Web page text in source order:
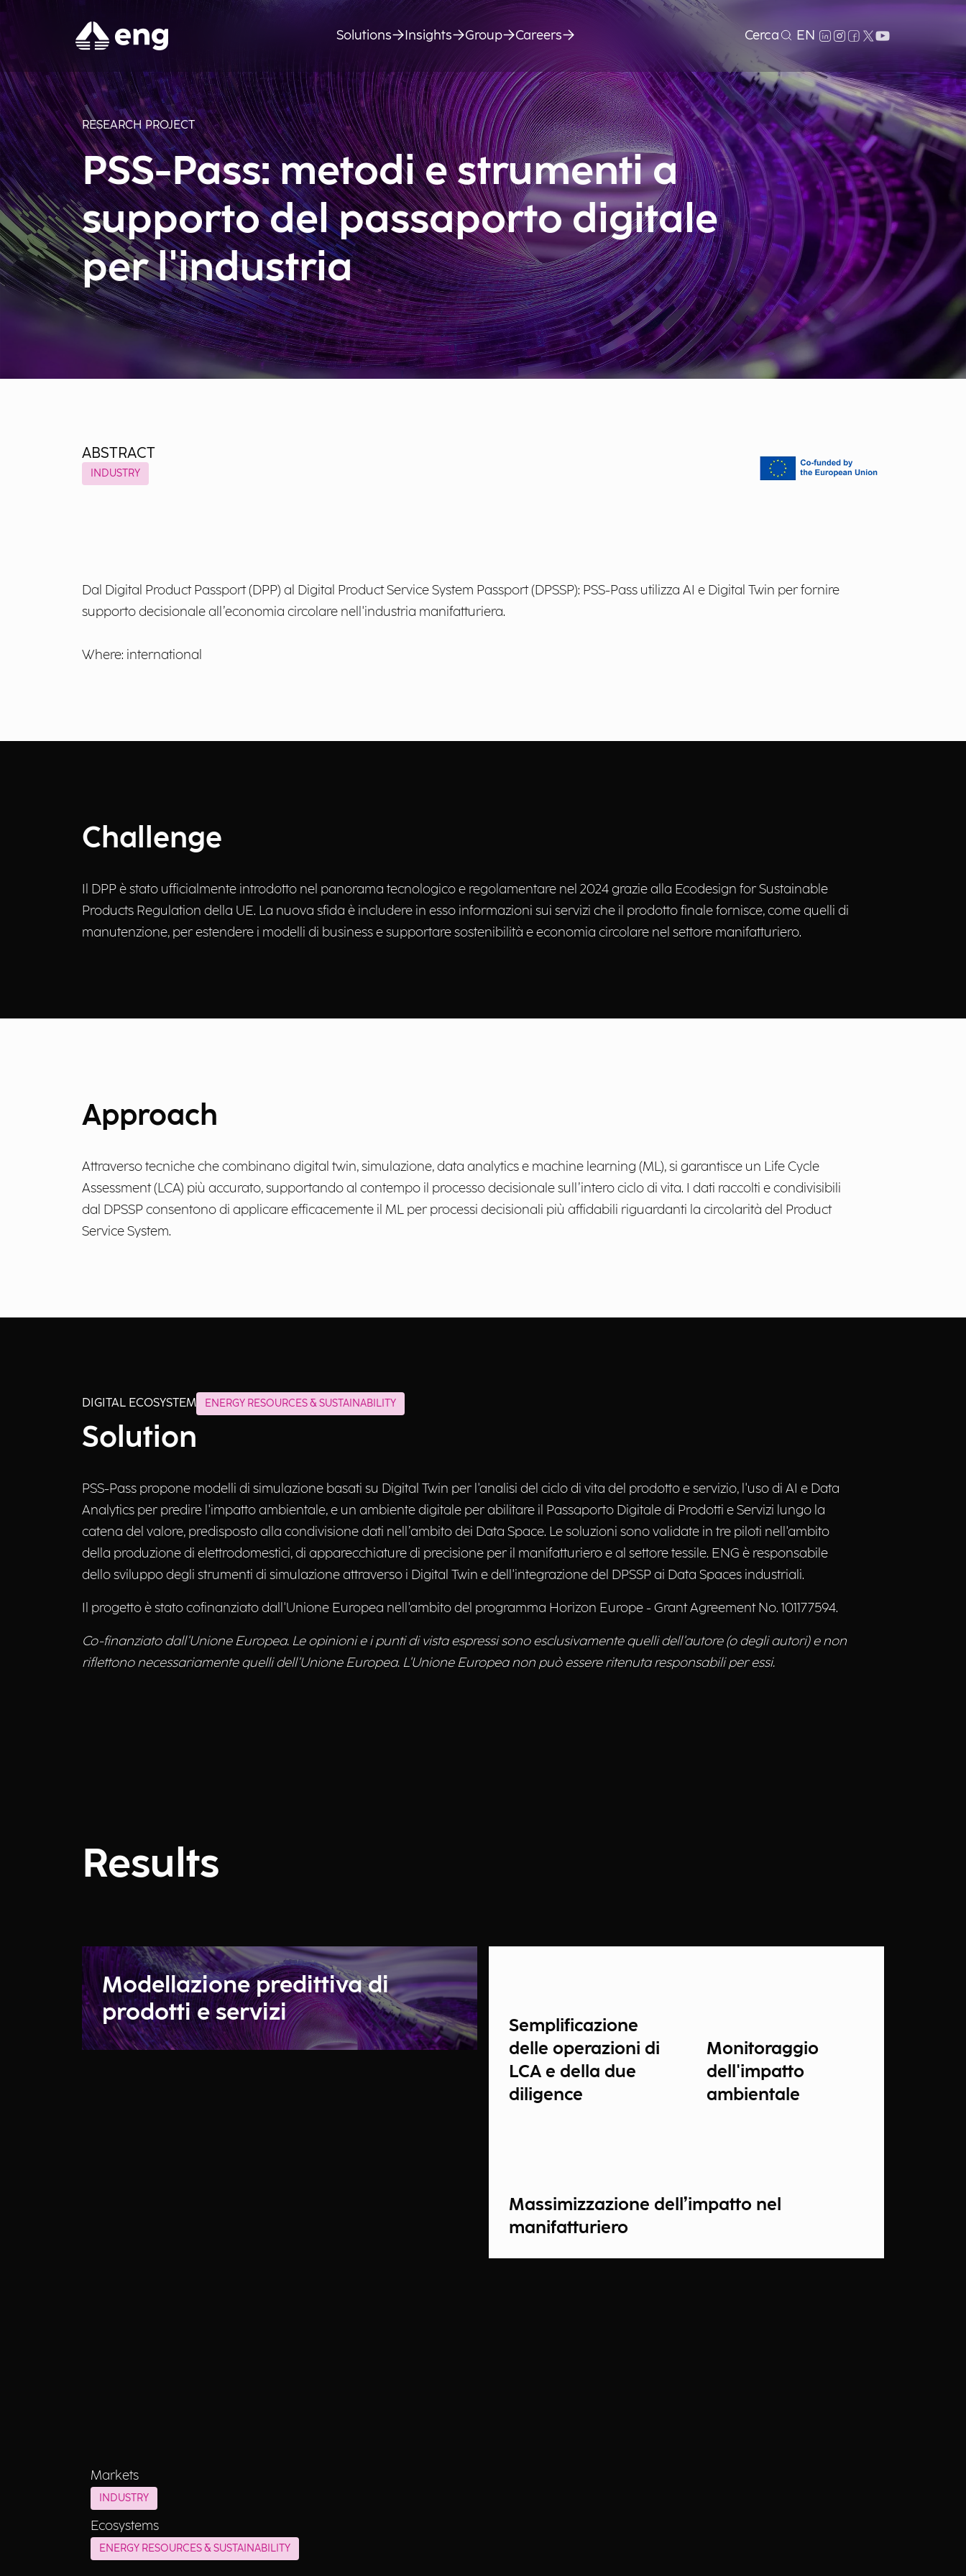
Solutions Insights Group Careers Cerca EN
RESEARCH PROJECT
PSS-Pass: metodi e strumenti a
supporto del passaporto digitale
per l'industria
ABSTRACT
INDUSTRY
Dal Digital Product Passport (DPP) al Digital Product Service System Passport (DPSSP): PSS-Pass utilizza AI e Digital Twin per fornire
supporto decisionale all’economia circolare nell'industria manifatturiera.
Where: international
Challenge
Il DPP è stato ufficialmente introdotto nel panorama tecnologico e regolamentare nel 2024 grazie alla Ecodesign for Sustainable
Products Regulation della UE. La nuova sfida è includere in esso informazioni sui servizi che il prodotto finale fornisce, come quelli di
manutenzione, per estendere i modelli di business e supportare sostenibilità e economia circolare nel settore manifatturiero.
Approach
Attraverso tecniche che combinano digital twin, simulazione, data analytics e machine learning (ML), si garantisce un Life Cycle
Assessment (LCA) più accurato, supportando al contempo il processo decisionale sull’intero ciclo di vita. I dati raccolti e condivisibili
dal DPSSP consentono di applicare efficacemente il ML per processi decisionali più affidabili riguardanti la circolarità del Product
Service System.
DIGITAL ECOSYSTEM ENERGY RESOURCES & SUSTAINABILITY
Solution
PSS-Pass propone modelli di simulazione basati su Digital Twin per l'analisi del ciclo di vita del prodotto e servizio, l'uso di AI e Data
Analytics per predire l'impatto ambientale, e un ambiente digitale per abilitare il Passaporto Digitale di Prodotti e Servizi lungo la
catena del valore, predisposto alla condivisione dati nell’ambito dei Data Space. Le soluzioni sono validate in tre piloti nell'ambito
della produzione di elettrodomestici, di apparecchiature di precisione per il manifatturiero e al settore tessile. ENG è responsabile
dello sviluppo degli strumenti di simulazione attraverso i Digital Twin e dell'integrazione del DPSSP ai Data Spaces industriali.
Il progetto è stato cofinanziato dall'Unione Europea nell'ambito del programma Horizon Europe - Grant Agreement No. 101177594.
Co-finanziato dall'Unione Europea. Le opinioni e i punti di vista espressi sono esclusivamente quelli dell'autore (o degli autori) e non
riflettono necessariamente quelli dell'Unione Europea. L'Unione Europea non può essere ritenuta responsabili per essi.
Results
Modellazione predittiva di
prodotti e servizi
Semplificazione
delle operazioni di
LCA e della due
diligence
Monitoraggio
dell'impatto
ambientale
Massimizzazione dell’impatto nel
manifatturiero
Markets
INDUSTRY
Ecosystems
ENERGY RESOURCES & SUSTAINABILITY